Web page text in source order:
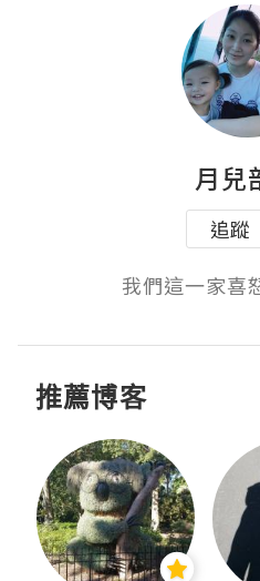
月兒
追蹤
我們這一家喜
推薦博客